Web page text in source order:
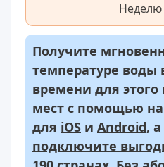
Неделю
Получите
температуре воды
времени для этого
мест с помощью
для iOS и Android,
подключите